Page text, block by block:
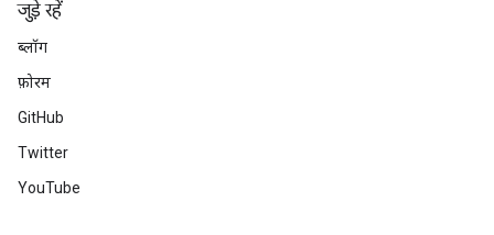
जुड़े रहें
ब्लॉग
फ़ोरम
GitHub
Twitter
YouTube